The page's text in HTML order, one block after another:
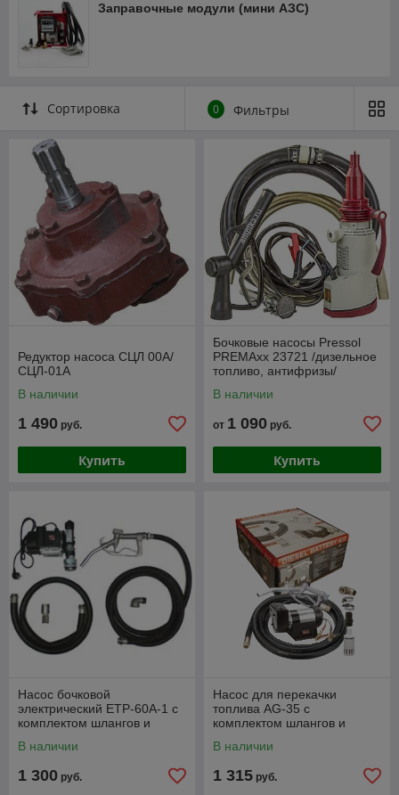
Заправочные модули (мини АЗС)
Сортировка 0 Фильтры
Редуктор насоса СЦЛ 00А/
СЦЛ-01А
В наличии
1 490 руб.
Купить
Бочковые насосы Pressol
PREMAxx 23721 /дизельное
топливо, антифризы/
В наличии
от 1 090 руб.
Купить
Насос бочковой
электрический ETP-60A-1 с
комплектом шлангов и
топливо, жидко масло/
В наличии
1 300 руб.
Насос для перекачки
топлива AG-35 с
комплектом шлангов и
В наличии
1 315 руб.